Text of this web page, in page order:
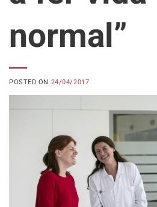
normal”
POSTED ON 24/04/2017